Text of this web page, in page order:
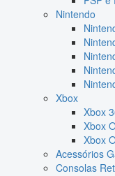
Nintendo
Xbox
Xbox
Xbox
Xbox
Acessórios
Consolas